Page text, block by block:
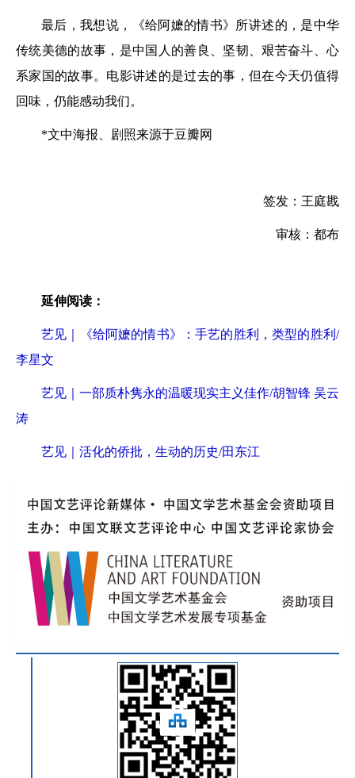
最后，我想说，《给阿嬷的情书》所讲述的，是中华
传统美德的故事，是中国人的善良、坚韧、艰苦奋斗、心
系家国的故事。电影讲述的是过去的事，但在今天仍值得
回味，仍能感动我们。
*文中海报、剧照来源于豆瓣网
签发：王庭戡
审核：都布
延伸阅读：
艺见｜《给阿嬷的情书》：手艺的胜利，类型的胜利/
李星文
艺见｜一部质朴隽永的温暖现实主义佳作/胡智锋 吴云
涛
艺见｜活化的侨批，生动的历史/田东江